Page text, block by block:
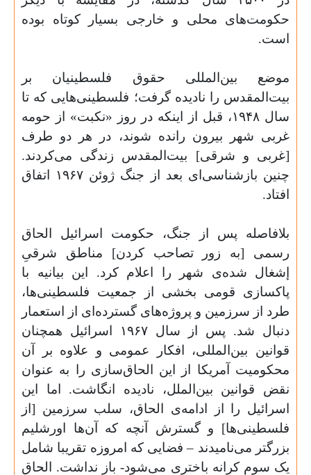
حکومت‌های محلی و خارجی بسیار کوتاه بوده
است.
موضع بین‌المللی حقوق فلسطینیان بر
بیت‌المقدس را نادیده گرفت؛ فلسطینی‌هایی که تا
سال ۱۹۴۸، قبل از اینکه در روز «نکبت» از حومه
غربی شهر بیرون رانده شوند، در هر دو طرف
[غربی و شرقی] بیت‌المقدس زندگی می‌کردند.
چنین بازشناسی‌ای بعد از جنگ ژوئن ۱۹۶۷ اتفاق
افتاد.
بلافاصله پس از جنگ، حکومت اسرائیل الحاق
رسمی [به زور تصاحب کردن] مناطق شرقیِ
إشغال شده‌ی شهر را اعلام کرد. این بیانیه با
پاکسازی قومی بخشی از جمعیت فلسطینی‌ها،
طرد از سرزمین و پروژه‌های گسترده‌ای از استعمار
دنبال شد. پس از سال ۱۹۶۷ اسرائیل همچنان
قوانین بین‌المللی، افکار عمومی و علاوه بر آن
محکومیت آمریکا از این الحاق‌سازی را به عنوان
نقض قوانین بین‌الملل، نادیده انگاشت. اما این
اسرائیل را از ادامه‌ی الحاق، سلب سرزمین [از
فلسطینی‌ها] و گسترش آنچه که آن‌ها اورشلیم
بزرگتر می‌نامیدند – فضایی که امروزه تقریبا شامل
یک سوم کرانه باختری می‌شود- باز نداشت. الحاق